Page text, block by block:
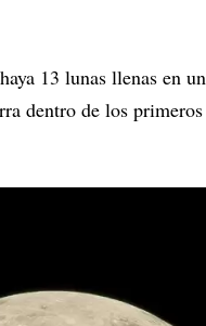
13 lunas llenas en
dentro de los